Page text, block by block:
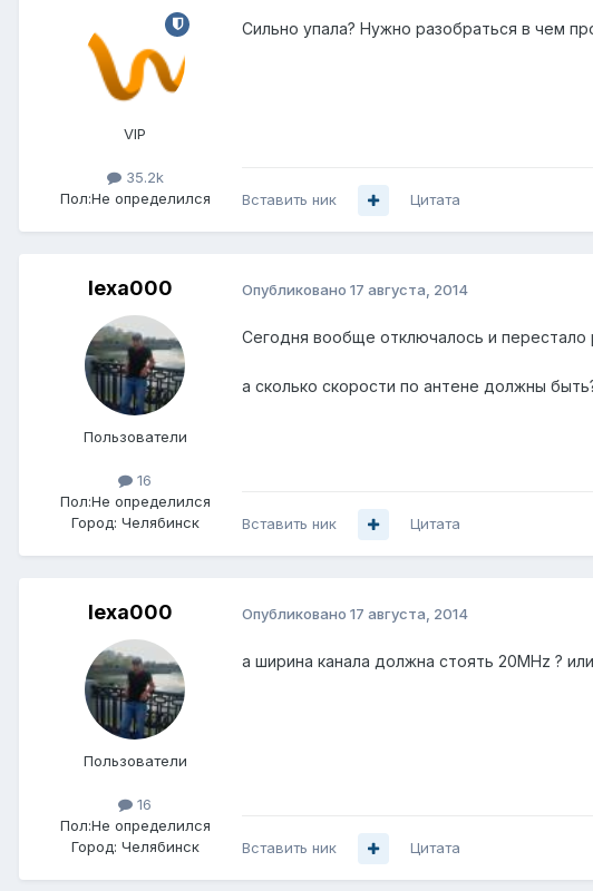
VIP
35.2k
Пол:Не определился
Сильно упала? Нужно разобраться в чем
Вставить ник Цитата
lexa000
Пользователи
16
Пол:Не определился
Город: Челябинск
Опубликовано 17 августа, 2014
Сегодня вообще отключалось и
а сколько скорости по антене должны
Вставить ник Цитата
lexa000
Пользователи
16
Пол:Не определился
Город: Челябинск
Опубликовано 17 августа, 2014
а ширина канала должна стоять 20MHz ?
Вставить ник Цитата